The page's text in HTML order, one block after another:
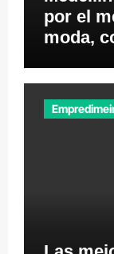
por el
moda,